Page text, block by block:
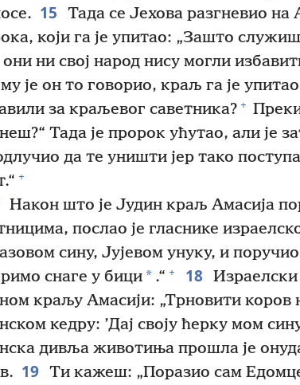
15
Тада се Јехова разгневио на
који га је упитао: „Зашто
ни свој народ нису могли
је он то говорио, краљ га је
за краљевог саветника? +
Тада је пророк ућутао, али је
да те уништи јер тако
+
Након што је Јудин краљ Амасија
послао је гласнике
сину, Јујевом унуку, и
снаге у бици* .“ + 18
краљу Амасији: „Трновити коров
кедру: ’Дај своју ћерку мом
дивља животиња прошла је
19 Ти кажеш: „Поразио сам